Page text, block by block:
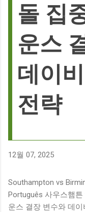
돌 집
운스
데이
전략
12월 07, 2025
Southampton vs
Português 사우스햄
운스 결장 변수와 데